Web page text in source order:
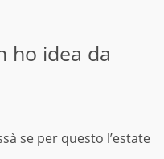
ho idea da
se per questo l’estate